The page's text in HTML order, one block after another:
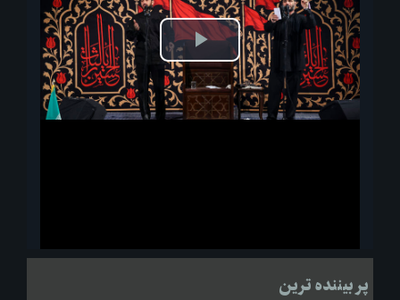
پخش
ویدیو
لحظاتی از قرائت زیارت اربعین امام حسین(ع) در مراسم عزاداری هیئات
پر بیننده ترین